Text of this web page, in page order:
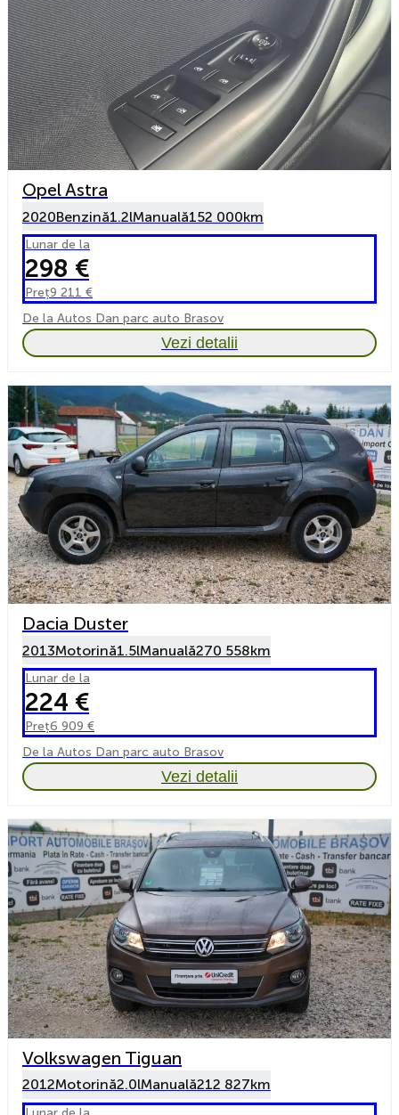
Opel Astra
2020Benzină1.2lManuală152 000km
Lunar de la
298 €
Preț9 211 €
De la Autos Dan parc auto Brasov
Vezi detalii
Dacia Duster
2013Motorină1.5lManuală270 558km
Lunar de la
224 €
Preț6 909 €
De la Autos Dan parc auto Brasov
Vezi detalii
Volkswagen Tiguan
2012Motorină2.0lManuală212 827km